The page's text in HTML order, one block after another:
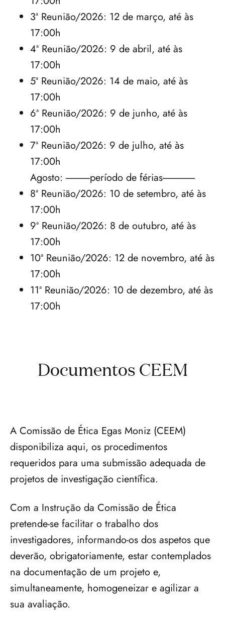
3ª Reunião/2026: 12 de março, até às
17:00h
4ª Reunião/2026: 9 de abril, até às
17:00h
5ª Reunião/2026: 14 de maio, até às
17:00h
6ª Reunião/2026: 9 de junho, até às
17:00h
7ª Reunião/2026: 9 de julho, até às
17:00h
Agosto: ------------período de férias----------------
8ª Reunião/2026: 10 de setembro, até às
17:00h
9ª Reunião/2026: 8 de outubro, até às
17:00h
10ª Reunião/2026: 12 de novembro, até às
17:00h
11ª Reunião/2026: 10 de dezembro, até às
17:00h
Documentos CEEM
A Comissão de Ética Egas Moniz (CEEM)
disponibiliza aqui, os procedimentos
requeridos para uma submissão adequada de
projetos de investigação científica.
Com a Instrução da Comissão de Ética
pretende-se facilitar o trabalho dos
investigadores, informando-os dos aspetos que
deverão, obrigatoriamente, estar contemplados
na documentação de um projeto e,
simultaneamente, homogeneizar e agilizar a
sua avaliação.